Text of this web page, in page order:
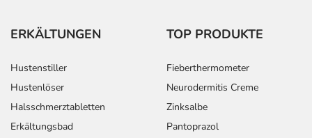
ERKÄLTUNGEN
Hustenstiller
Hustenlöser
Halsschmerztabletten
Erkältungsbad
TOP PRODUKTE
Fieberthermometer
Neurodermitis Creme
Zinksalbe
Pantoprazol